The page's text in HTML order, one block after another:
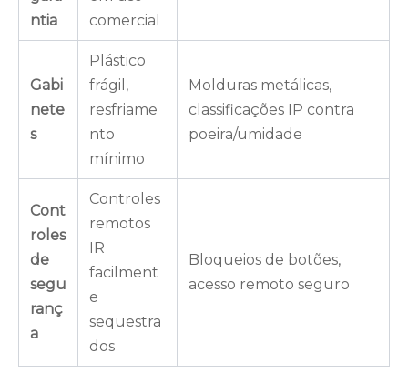
ntia
comercial
Gabi
nete
s
Plástico
frágil,
resfriame
nto
mínimo
Molduras metálicas,
classificações IP contra
poeira/umidade
Cont
roles
de
segu
ranç
a
Controles
remotos
IR
facilment
e
sequestra
dos
Bloqueios de botões,
acesso remoto seguro